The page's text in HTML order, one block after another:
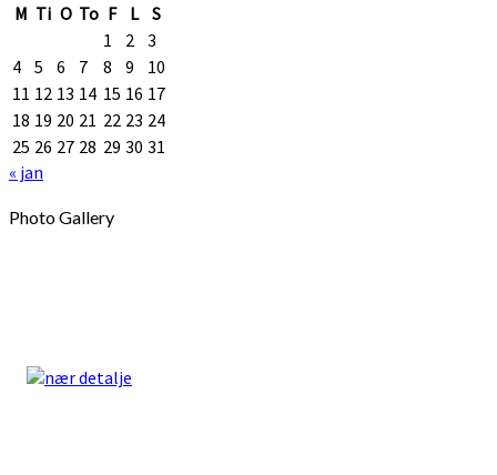
M Ti O To F L S
1
2 3
4 5 6 7 8 9
10
11 12 13 14 15 16 17
18 19 20 21 22 23 24
25 26 27 28 29 30 31
« jan
Photo Gallery